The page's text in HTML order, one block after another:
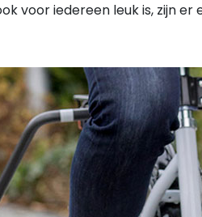
voor iedereen leuk is, zijn